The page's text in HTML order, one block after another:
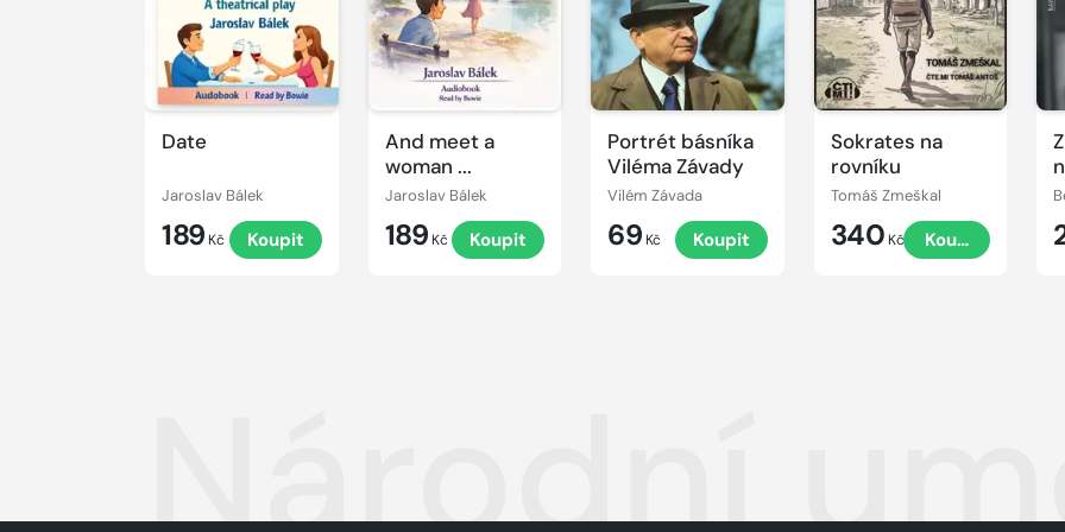
Date
Jaroslav Bálek
189 Kč Koupit
And meet a
woman ...
Jaroslav Bálek
189 Kč Koupit
Portrét básníka
Viléma Závady
Vilém Závada
69 Kč Koupit
Sokrates na
rovníku
Tomáš Zmeškal
340 Kč Koupit
Národní